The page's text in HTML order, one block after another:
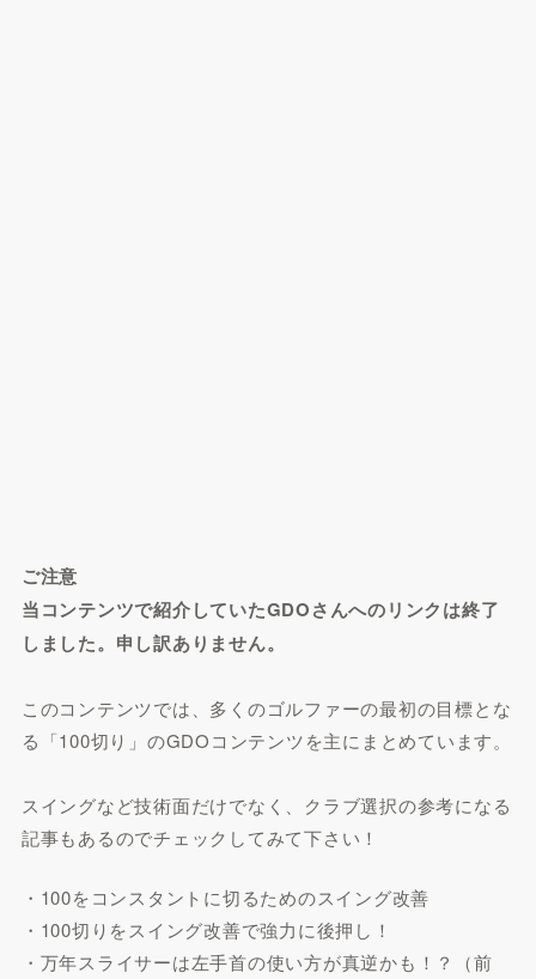
ご注意
当コンテンツで紹介していたGDOさんへのリンクは終了
しました。申し訳ありません。
このコンテンツでは、多くのゴルファーの最初の目標とな
る「100切り」のGDOコンテンツを主にまとめています。
スイングなど技術面だけでなく、クラブ選択の参考になる
記事もあるのでチェックしてみて下さい！
・100をコンスタントに切るためのスイング改善
・100切りをスイング改善で強力に後押し！
・万年スライサーは左手首の使い方が真逆かも！？（前